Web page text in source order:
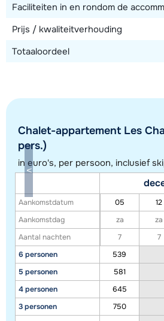
Toon alle accommodaties in dit
exacte locatie kan enigszins afwijken.
Faciliteiten in en rondom de
Prijs / kwaliteitverhouding
Totaaloordeel
Chalet-appartement Les
pers.)
in euro's, per persoon, inclusief
Aankomstdatum
Aankomstdag
Aantal nachten
6 personen
5 personen
4 personen
3 personen
05 12
za
za
7
7
539
581
645
750